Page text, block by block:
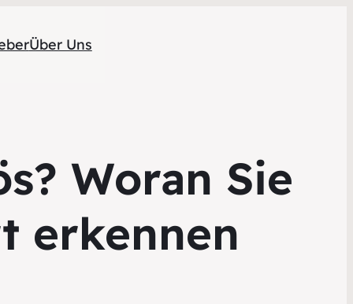
Über Uns
Woran Sie
erkennen